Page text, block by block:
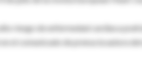
alto riesgo de enfermedad cardiaca
el comunicado de prensa la autora